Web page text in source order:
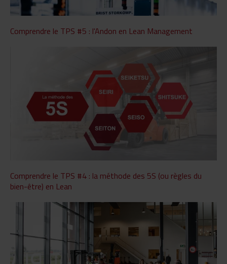
Comprendre le TPS #5 : l'Andon en Lean Management
Comprendre le TPS #4 : la méthode des 5S (ou règles du
bien-être) en Lean